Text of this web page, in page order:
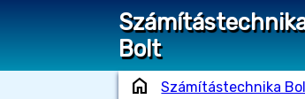
Bolt
home Számítástechnika